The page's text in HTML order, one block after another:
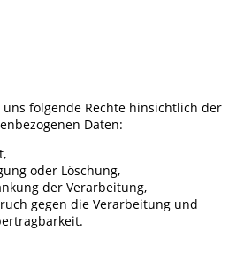
uns folgende Rechte hinsichtlich der
Daten:
oder Löschung,
der Verarbeitung,
gegen die Verarbeitung und